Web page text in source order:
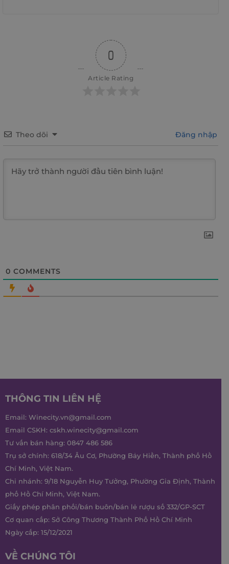
0
Article Rating
Theo dõi Đăng nhập
0 COMMENTS
THÔNG TIN LIÊN HỆ
Email: Winecity.vn@gmail.com
Email CSKH: cskh.winecity@gmail.com
Tư vấn bán hàng: 0847 486 586
Trụ sở chính: 618/34 Âu Cơ, Phường Bảy Hiền, Thành phố Hồ
Chí Minh, Việt Nam.
Chi nhánh: 9/18 Nguyễn Huy Tưởng, Phường Gia Định, Thành
phố Hồ Chí Minh, Việt Nam.
Giấy phép phân phối/bán buôn/bán lẻ rượu số 332/GP-SCT
Cơ quan cấp: Sở Công Thương Thành Phố Hồ Chí Minh
Ngày cấp: 15/12/2021
VỀ CHÚNG TÔI